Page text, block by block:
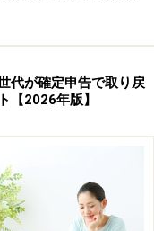
でできる確定申告
事で紹介する雑損
当するので、自身
確定申告手続きを
代が確定申告で取り戻
【2026年版】